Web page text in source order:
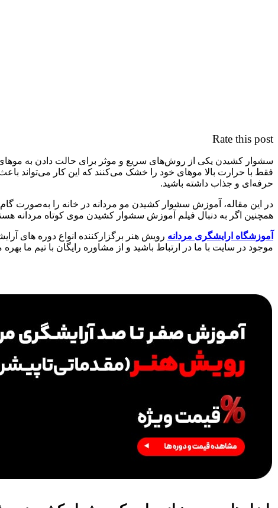
Rate this post
سشوار کشیدن یکی از روش‌های سریع و موثر برای حالت دادن به موهای
فقط با حرارت بالا موهای خود را خشک می‌کنند که این کار می‌تواند
حرفه‌ای و جذاب داشته باشید.
در این مقاله، آموزش سشوار کشیدن مو مردانه در خانه را به‌صورت
همچنین اگر به دنبال فیلم آموزش سشوار کشیدن موی کوتاه مردانه
آموزشگاه ارایشگری مردانه رویش هنر برگزارکننده انواع دوره های
موجود در سایت با ما در ارتباط باشید و از مشاوره رایگان با تیم ما بهره